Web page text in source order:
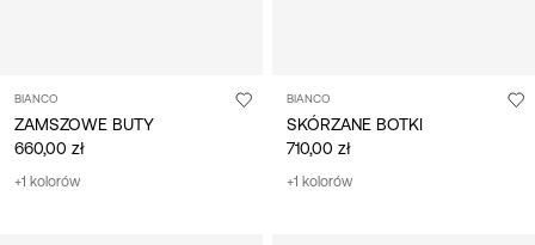
BIANCO
ZAMSZOWE BUTY
660,00 zł
+1 kolorów
BIANCO
SKÓRZANE BOTKI
710,00 zł
+1 kolorów